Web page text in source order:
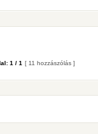
1 / 1 [ 11 hozzászólás ]